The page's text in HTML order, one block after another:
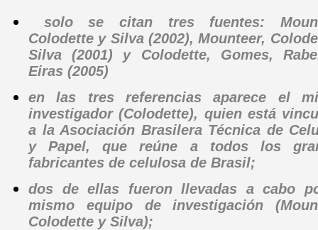
solo se citan tres fuentes:
Colodette y Silva (2002), Mounteer,
Silva (2001) y Colodette, Gomes,
Eiras (2005)
en las tres referencias aparece el
investigador (Colodette), quien está
a la Asociación Brasilera Técnica de
y Papel, que reúne a todos los
fabricantes de celulosa de Brasil;
dos de ellas fueron llevadas a cabo
mismo equipo de investigación
Colodette y Silva);